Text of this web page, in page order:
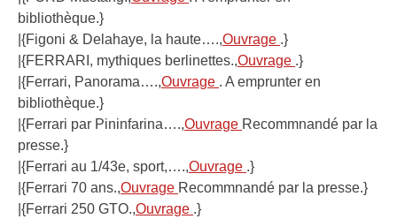
bibliothèque.}
|{Figoni & Delahaye, la haute….,Ouvrage .}
|{FERRARI, mythiques berlinettes.,Ouvrage .}
|{Ferrari, Panorama….,Ouvrage . A emprunter en
bibliothèque.}
|{Ferrari par Pininfarina….,Ouvrage Recommnandé par la
presse.}
|{Ferrari au 1/43e, sport,….,Ouvrage .}
|{Ferrari 70 ans.,Ouvrage Recommnandé par la presse.}
|{Ferrari 250 GTO.,Ouvrage .}